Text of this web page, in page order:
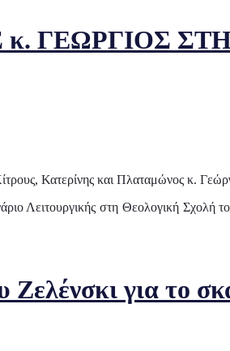
ΓΕΩΡΓΙΟΣ
Κατερίνης και Πλαταμώνος κ.
Λειτουργικής στη Θεολογική
για το